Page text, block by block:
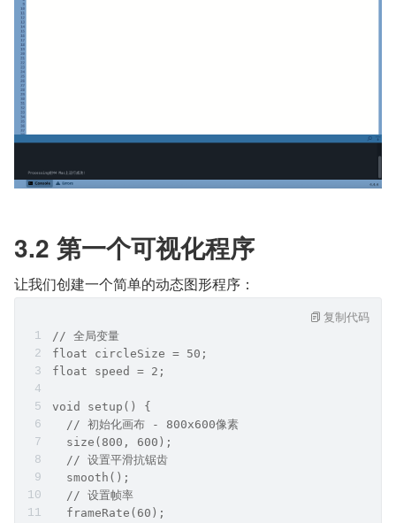
3.2 第一个可视化程序
让我们创建一个简单的动态图形程序：
// 全局变量
float circleSize = 50;
float speed = 2;
void setup() {
  // 初始化画布 - 800x600像素
  size(800, 600);
  // 设置平滑抗锯齿
  smooth();
  // 设置帧率
  frameRate(60);
复制代码